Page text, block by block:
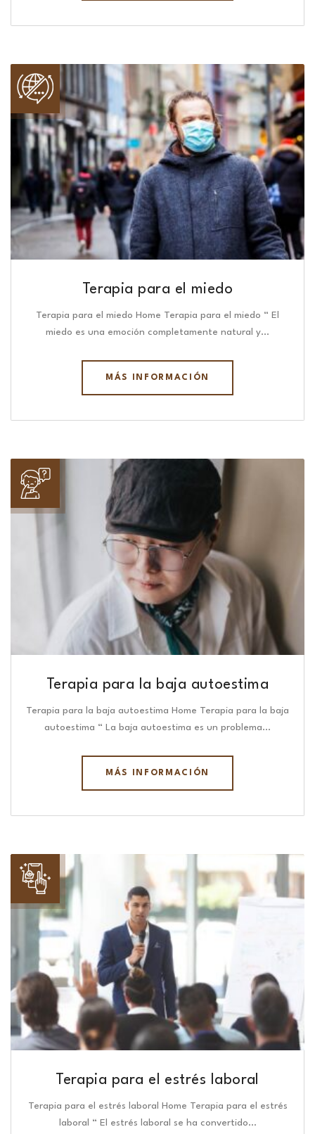
Terapia para el miedo
Terapia para el miedo Home Terapia para el miedo “ El
miedo es una emoción completamente natural y…
MÁS INFORMACIÓN
Terapia para la baja autoestima
Terapia para la baja autoestima Home Terapia para la baja
autoestima “ La baja autoestima es un problema…
MÁS INFORMACIÓN
Terapia para el estrés laboral
Terapia para el estrés laboral Home Terapia para el estrés
laboral “ El estrés laboral se ha convertido…